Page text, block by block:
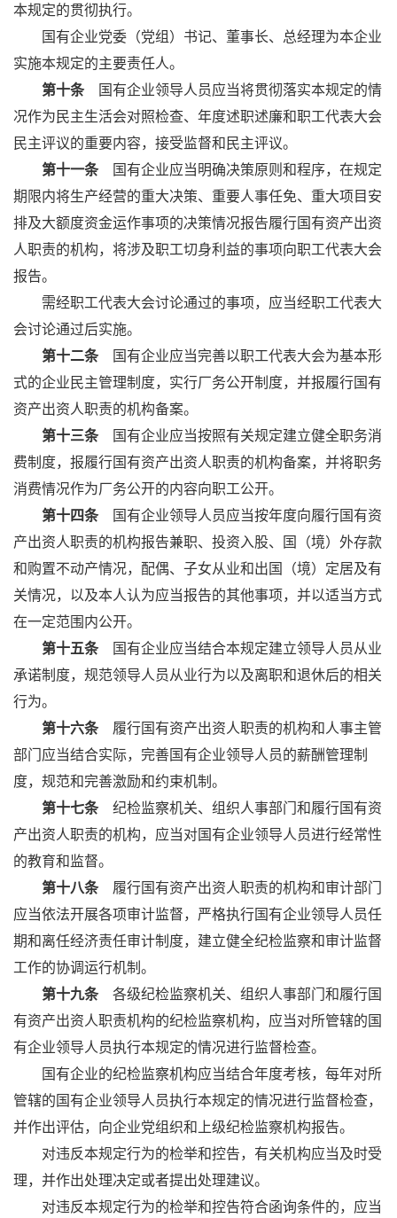
本规定的贯彻执行。
国有企业党委（党组）书记、董事长、总经理为本企业
实施本规定的主要责任人。
第十条国有企业领导人员应当将贯彻落实本规定的情
况作为民主生活会对照检查、年度述职述廉和职工代表大会
民主评议的重要内容，接受监督和民主评议。
第十一条国有企业应当明确决策原则和程序，在规定
期限内将生产经营的重大决策、重要人事任免、重大项目安
排及大额度资金运作事项的决策情况报告履行国有资产出资
人职责的机构，将涉及职工切身利益的事项向职工代表大会
报告。
需经职工代表大会讨论通过的事项，应当经职工代表大
会讨论通过后实施。
第十二条国有企业应当完善以职工代表大会为基本形
式的企业民主管理制度，实行厂务公开制度，并报履行国有
资产出资人职责的机构备案。
第十三条国有企业应当按照有关规定建立健全职务消
费制度，报履行国有资产出资人职责的机构备案，并将职务
消费情况作为厂务公开的内容向职工公开。
第十四条国有企业领导人员应当按年度向履行国有资
产出资人职责的机构报告兼职、投资入股、国（境）外存款
和购置不动产情况，配偶、子女从业和出国（境）定居及有
关情况，以及本人认为应当报告的其他事项，并以适当方式
在一定范围内公开。
第十五条国有企业应当结合本规定建立领导人员从业
承诺制度，规范领导人员从业行为以及离职和退休后的相关
行为。
第十六条履行国有资产出资人职责的机构和人事主管
部门应当结合实际，完善国有企业领导人员的薪酬管理制
度，规范和完善激励和约束机制。
第十七条纪检监察机关、组织人事部门和履行国有资
产出资人职责的机构，应当对国有企业领导人员进行经常性
的教育和监督。
第十八条履行国有资产出资人职责的机构和审计部门
应当依法开展各项审计监督，严格执行国有企业领导人员任
期和离任经济责任审计制度，建立健全纪检监察和审计监督
工作的协调运行机制。
第十九条各级纪检监察机关、组织人事部门和履行国
有资产出资人职责机构的纪检监察机构，应当对所管辖的国
有企业领导人员执行本规定的情况进行监督检查。
国有企业的纪检监察机构应当结合年度考核，每年对所
管辖的国有企业领导人员执行本规定的情况进行监督检查，
并作出评估，向企业党组织和上级纪检监察机构报告。
对违反本规定行为的检举和控告，有关机构应当及时受
理，并作出处理决定或者提出处理建议。
对违反本规定行为的检举和控告符合函询条件的，应当